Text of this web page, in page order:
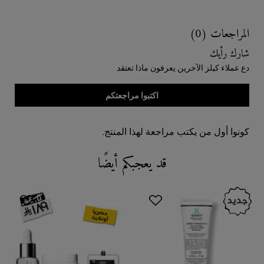
المراجعات (0)
شارك رأيك
دع عملاء كيلز الآخرين يعرفون ماذا تعتقد
اكتبوا مراجعتكم
كونوا أول من يكتب مراجعة لهذا المنتج.
قد يعجبكم أيضًا